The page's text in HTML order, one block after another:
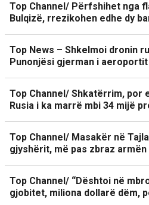
Top Channel/ Përfshihet nga
Bulqizë, rrezikohen edhe dy
Top News – Shkelmoi dronin
Punonjësi gjerman i
Top Channel/ Shkatërrim, por
Rusia i ka marrë mbi 34 mijë
Top Channel/ Masakër në
gjyshërit, më pas zbraz
Top Channel/ “Dështoi në
gjobitet, miliona dollarë dëm,